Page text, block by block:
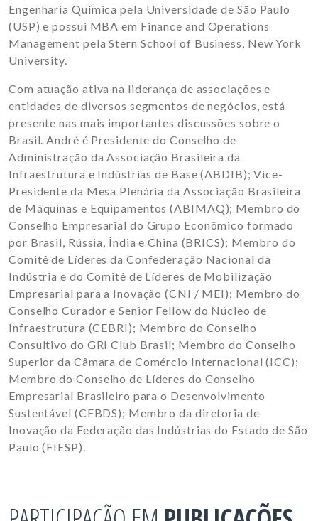
Engenharia Química pela Universidade de São Paulo
(USP) e possui MBA em Finance and Operations
Management pela Stern School of Business, New York
University.
Com atuação ativa na liderança de associações e
entidades de diversos segmentos de negócios, está
presente nas mais importantes discussões sobre o
Brasil. André é Presidente do Conselho de
Administração da Associação Brasileira da
Infraestrutura e Indústrias de Base (ABDIB); Vice-
Presidente da Mesa Plenária da Associação Brasileira
de Máquinas e Equipamentos (ABIMAQ); Membro do
Conselho Empresarial do Grupo Econômico formado
por Brasil, Rússia, Índia e China (BRICS); Membro do
Comitê de Líderes da Confederação Nacional da
Indústria e do Comitê de Líderes de Mobilização
Empresarial para a Inovação (CNI / MEI); Membro do
Conselho Curador e Senior Fellow do Núcleo de
Infraestrutura (CEBRI); Membro do Conselho
Consultivo do GRI Club Brasil; Membro do Conselho
Superior da Câmara de Comércio Internacional (ICC);
Membro do Conselho de Líderes do Conselho
Empresarial Brasileiro para o Desenvolvimento
Sustentável (CEBDS); Membro da diretoria de
Inovação da Federação das Indústrias do Estado de São
Paulo (FIESP).